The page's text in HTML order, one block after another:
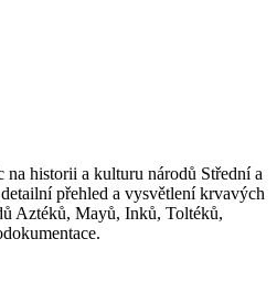
historii a kulturu národů Střední a
přehled a vysvětlení krvavých
Aztéků, Mayů, Inků, Toltéků,